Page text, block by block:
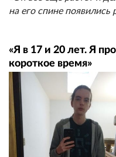
на его спине появились
«Я в 17 и 20 лет. Я
короткое время»